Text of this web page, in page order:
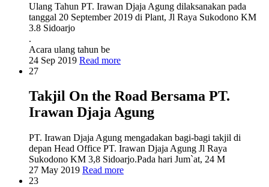
Ulang Tahun PT. Irawan Djaja Agung dilaksanakan pada
tanggal 20 September 2019 di Plant, Jl Raya Sukodono KM
3.8 Sidoarjo
.
Acara ulang tahun be
24 Sep 2019 Read more
27
Takjil On the Road Bersama PT.
Irawan Djaja Agung
PT. Irawan Djaja Agung mengadakan bagi-bagi takjil di
depan Head Office PT. Irawan Djaja Agung Jl Raya
Sukodono KM 3,8 Sidoarjo.Pada hari Jum`at, 24 M
27 May 2019 Read more
23